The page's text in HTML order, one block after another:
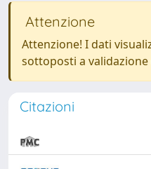
Attenzione
Attenzione! I dati
sottoposti a
Citazioni